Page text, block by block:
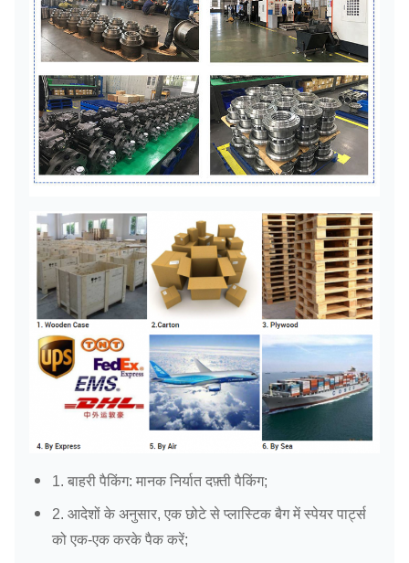
1. बाहरी पैकिंग: मानक निर्यात दफ़्ती पैकिंग;
2. आदेशों के अनुसार, एक छोटे से प्लास्टिक बैग में स्पेयर पार्ट्स
को एक-एक करके पैक करें;